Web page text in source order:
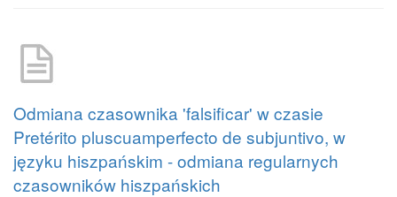
Odmiana czasownika 'falsificar' w czasie
Pretérito pluscuamperfecto de subjuntivo, w
języku hiszpańskim - odmiana regularnych
czasowników hiszpańskich